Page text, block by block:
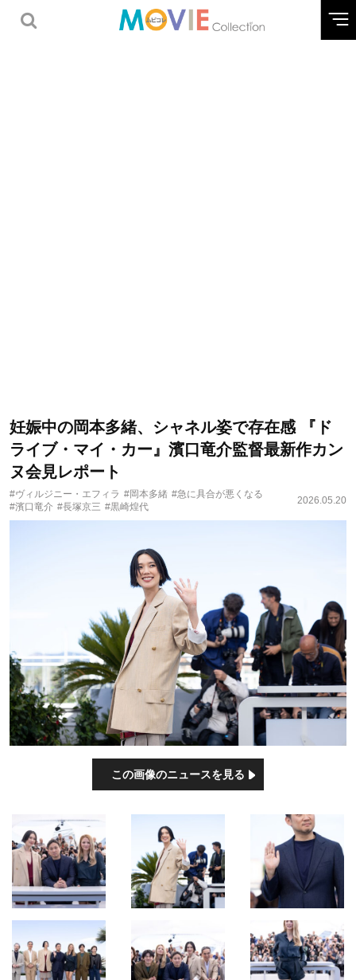
妊娠中の岡本多緒、シャネル姿で存在感 『ド
ライブ・マイ・カー』濱口竜介監督最新作カン
ヌ会見レポート
#ヴィルジニー・エフィラ #岡本多緒 #急に具合が悪くなる
#濱口竜介 #長塚京三 #黒崎煌代
2026.05.20
この画像のニュースを見る